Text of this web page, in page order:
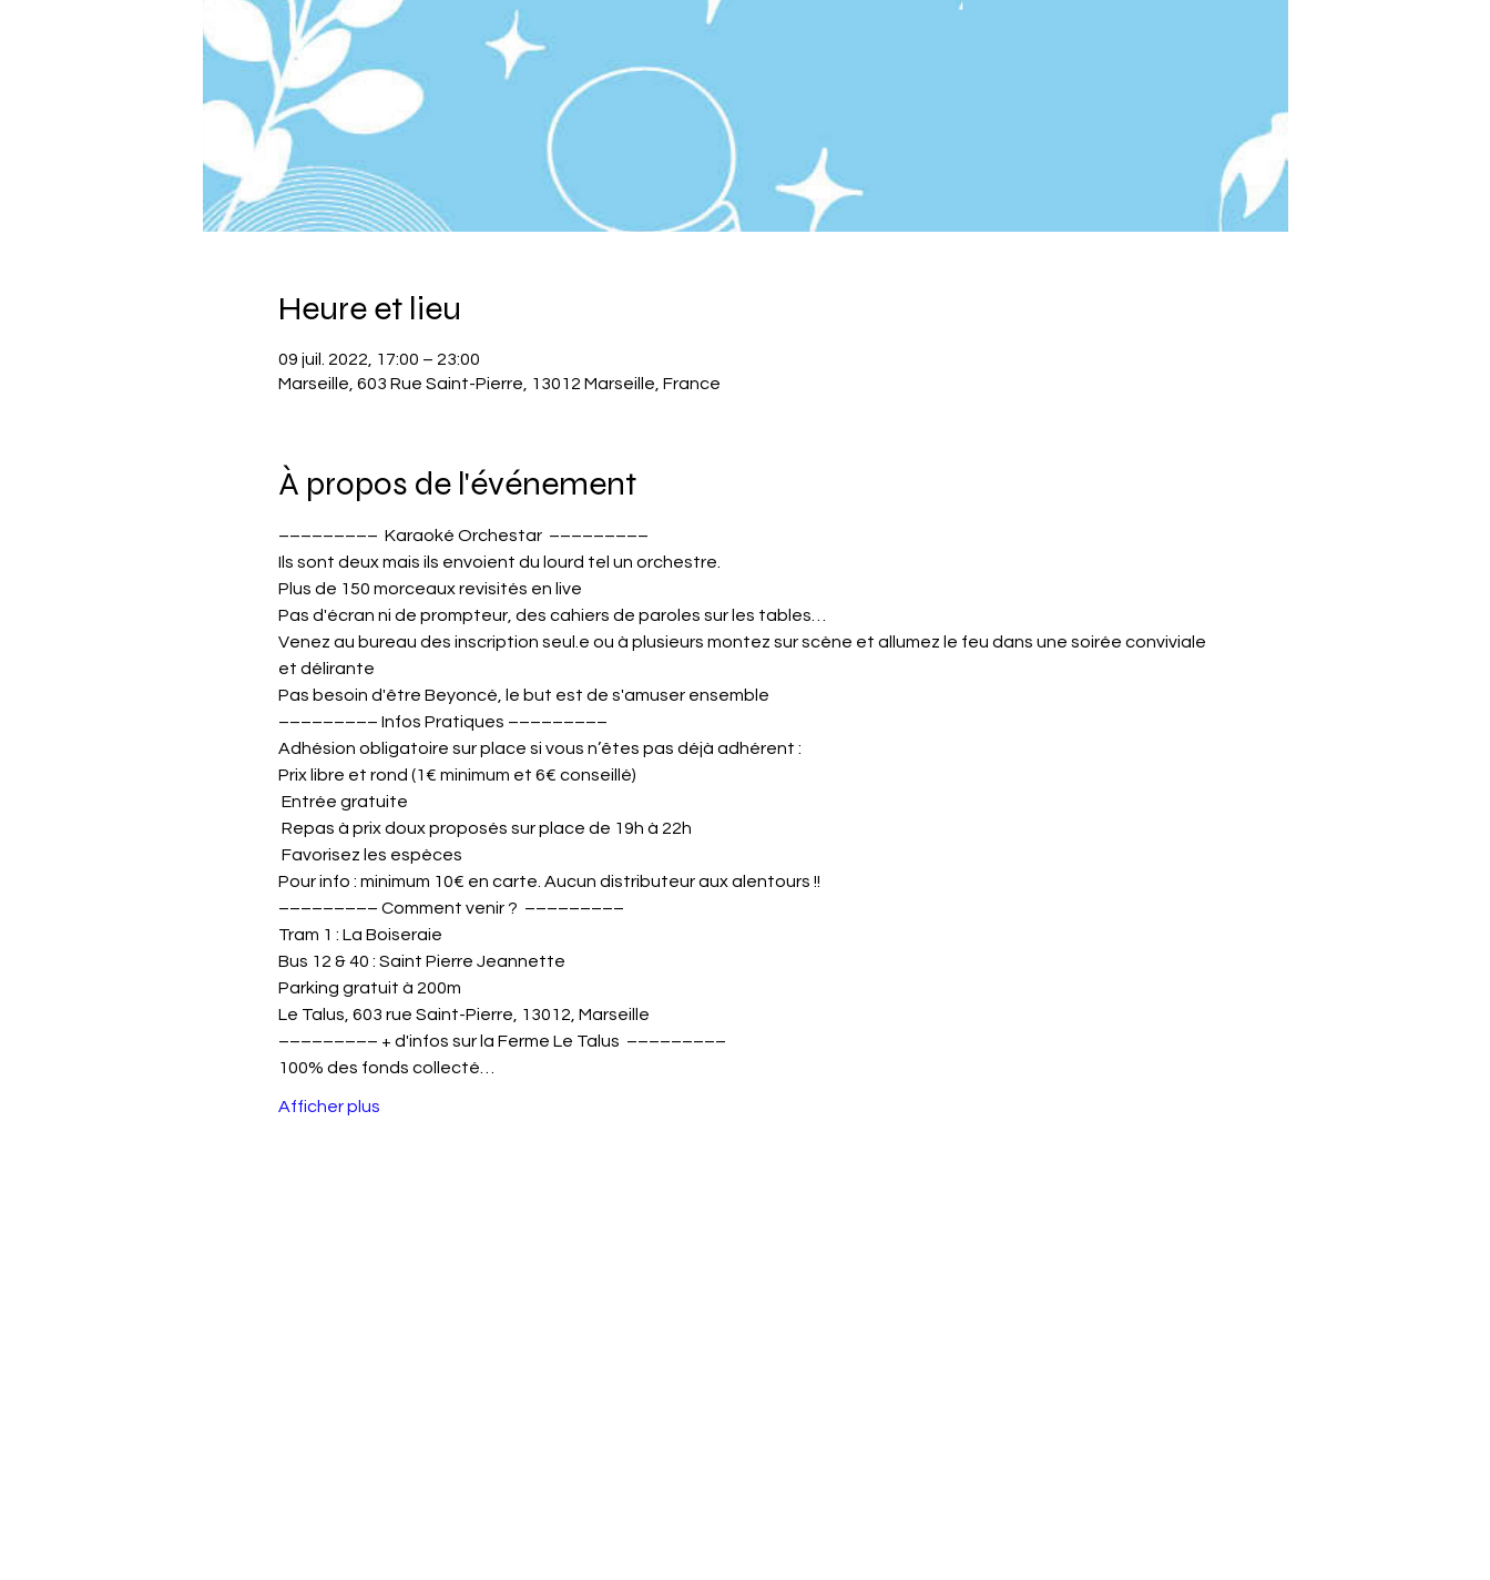
Heure et lieu
09 juil. 2022, 17:00 – 23:00
Marseille, 603 Rue Saint-Pierre, 13012 Marseille, France
À propos de l'événement
–––––––––  Karaoké Orchestar  –––––––––
Ils sont deux mais ils envoient du lourd tel un orchestre.
Plus de 150 morceaux revisités en live
Pas d'écran ni de prompteur, des cahiers de paroles sur les tables…
Venez au bureau des inscription seul.e ou à plusieurs montez sur scène et allumez le feu dans une soirée conviviale
et délirante
Pas besoin d'être Beyoncé, le but est de s'amuser ensemble
––––––––– Infos Pratiques –––––––––
Adhésion obligatoire sur place si vous n’êtes pas déjà adhérent :
Prix libre et rond (1€ minimum et 6€ conseillé)
Pour info : minimum 10€ en carte. Aucun distributeur aux alentours !!
––––––––– Comment venir ?  –––––––––
Tram 1 : La Boiseraie
Bus 12 & 40 : Saint Pierre Jeannette
Parking gratuit à 200m
Le Talus, 603 rue Saint-Pierre, 13012, Marseille
––––––––– + d'infos sur la Ferme Le Talus  –––––––––
100% des fonds collecté…
Afficher plus